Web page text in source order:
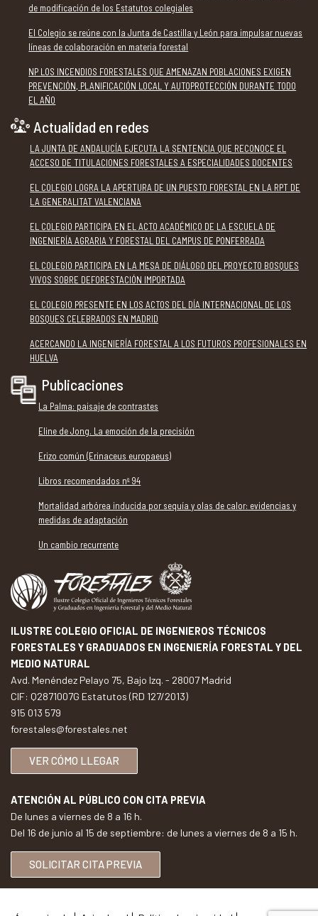
de modificación de los Estatutos colegiales
El Colegio se reúne con la Junta de Castilla y León para impulsar nuevas
líneas de colaboración en materia forestal
NP LOS INCENDIOS FORESTALES QUE AMENAZAN POBLACIONES EXIGEN
PREVENCIÓN, PLANIFICACIÓN LOCAL Y AUTOPROTECCIÓN DURANTE TODO
EL AÑO
Actualidad en redes
LA JUNTA DE ANDALUCÍA EJECUTA LA SENTENCIA QUE RECONOCE EL
ACCESO DE TITULACIONES FORESTALES A ESPECIALIDADES DOCENTES
EL COLEGIO LOGRA LA APERTURA DE UN PUESTO FORESTAL EN LA RPT DE
LA GENERALITAT VALENCIANA
EL COLEGIO PARTICIPA EN EL ACTO ACADÉMICO DE LA ESCUELA DE
INGENIERÍA AGRARIA Y FORESTAL DEL CAMPUS DE PONFERRADA
EL COLEGIO PARTICIPA EN LA MESA DE DIÁLOGO DEL PROYECTO BOSQUES
VIVOS SOBRE DEFORESTACIÓN IMPORTADA
EL COLEGIO PRESENTE EN LOS ACTOS DEL DÍA INTERNACIONAL DE LOS
BOSQUES CELEBRADOS EN MADRID
ACERCANDO LA INGENIERÍA FORESTAL A LOS FUTUROS PROFESIONALES EN
HUELVA
Publicaciones
La Palma: paisaje de contrastes
Eline de Jong. La emoción de la precisión
Erizo común (Erinaceus europaeus)
Libros recomendados nº 94
Mortalidad arbórea inducida por sequía y olas de calor: evidencias y
medidas de adaptación
Un cambio recurrente
ILUSTRE COLEGIO OFICIAL DE INGENIEROS TÉCNICOS
FORESTALES Y GRADUADOS EN INGENIERÍA FORESTAL Y DEL
MEDIO NATURAL
Avd. Menéndez Pelayo 75, Bajo Izq. - 28007 Madrid
CIF: Q2871007G Estatutos (RD 127/2013)
915 013 579
forestales@forestales.net
VER CÓMO LLEGAR
ATENCIÓN AL PÚBLICO CON CITA PREVIA
De lunes a viernes de 8 a 16 h.
Del 16 de junio al 15 de septiembre: de lunes a viernes de 8 a 15 h.
SOLICITAR CITA PREVIA